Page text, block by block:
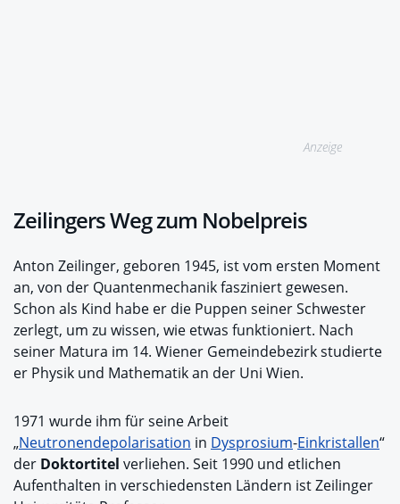
Anzeige
Zeilingers Weg zum Nobelpreis
Anton Zeilinger, geboren 1945, ist vom ersten Moment
an, von der Quantenmechanik fasziniert gewesen.
Schon als Kind habe er die Puppen seiner Schwester
zerlegt, um zu wissen, wie etwas funktioniert. Nach
seiner Matura im 14. Wiener Gemeindebezirk studierte
er Physik und Mathematik an der Uni Wien.
1971 wurde ihm für seine Arbeit
„Neutronendepolarisation in Dysprosium-Einkristallen“
der Doktortitel verliehen. Seit 1990 und etlichen
Aufenthalten in verschiedensten Ländern ist Zeilinger